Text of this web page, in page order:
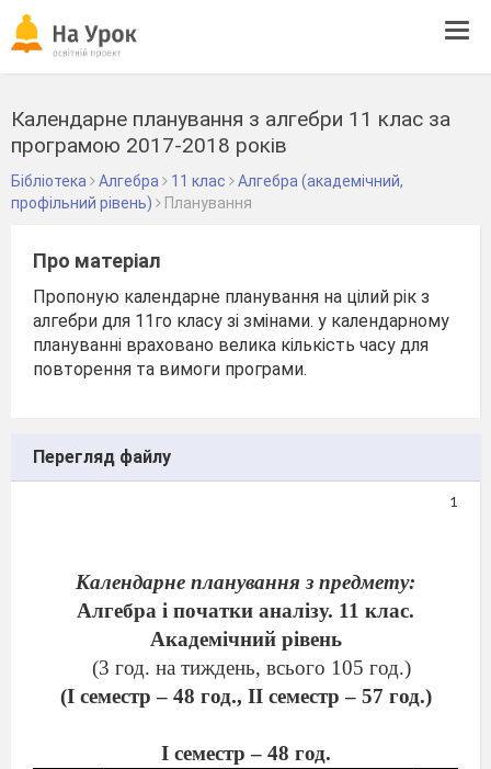
Календарне планування з алгебри 11 клас за
програмою 2017-2018 років
Бібліотека Алгебра 11 клас
Алгебра (академічний,
профільний рівень)
Планування
Про матеріал
Пропоную календарне планування на цілий рік з
алгебри для 11го класу зі змінами. у календарному
плануванні враховано велика кількість часу для
повторення та вимоги програми.
Перегляд файлу
1
Календарне планування з предмету:
Алгебра і початки аналізу. 11 клас.
Академічний рівень
(3 год. на тиждень, всього 105 год.)
(I семестр – 48 год., IIсеместр – 57 год.)
I семестр – 48 год.